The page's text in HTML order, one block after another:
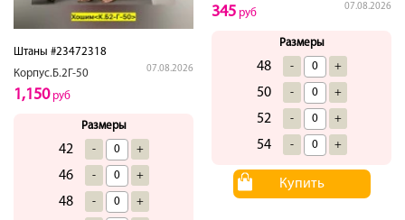
Штаны #23472318
Корпус.Б.2Г-50
07.08.2026
1,150руб
Размеры
42 - +
46 - +
48 - +
07.08.2026
345 руб
Размеры
48 - +
50 - +
52 - +
54 - +
Купить